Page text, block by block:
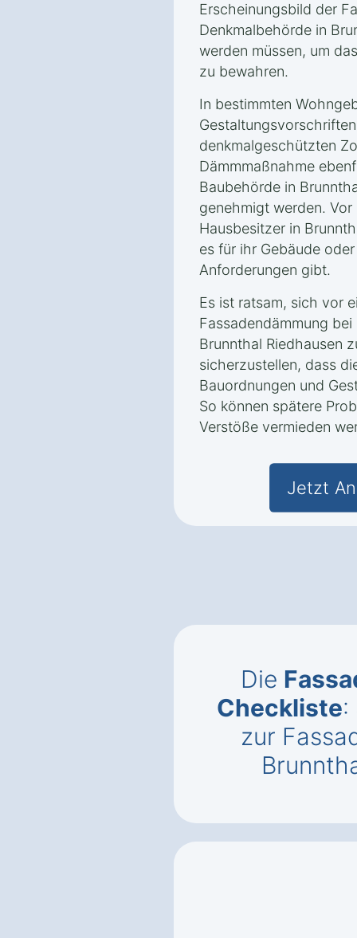
Erscheinungsbild der
Denkmalbehörde in
werden müssen, um
zu bewahren.
In bestimmten
denkmalgeschützten
Dämmmaßnahme
Baubehörde in
genehmigt werden.
Hausbesitzer in
es für ihr Gebäude
Anforderungen gibt.
Es ist ratsam, sich vor
Fassadendämmung
Brunnthal Riedhausen
sicherzustellen, dass
Bauordnungen und
So können spätere
Verstöße vermieden
Jetzt
Die
Checkliste:
zur